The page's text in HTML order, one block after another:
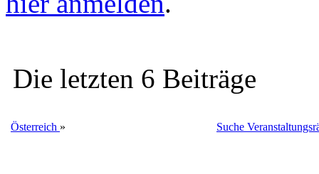
Die letzten 6 Beiträge
Österreich » Suche